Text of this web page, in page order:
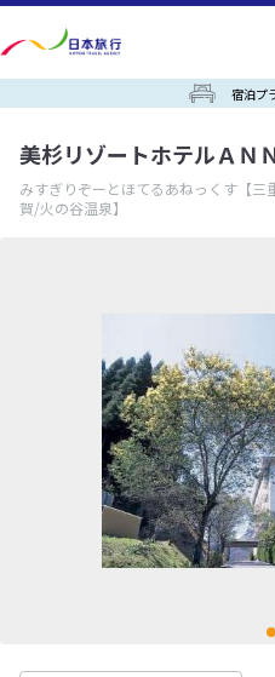
宿泊プ
美杉リゾートホテルＡＮ
みすぎりぞーとほてるあねっくす 【
賀/火の谷温泉】